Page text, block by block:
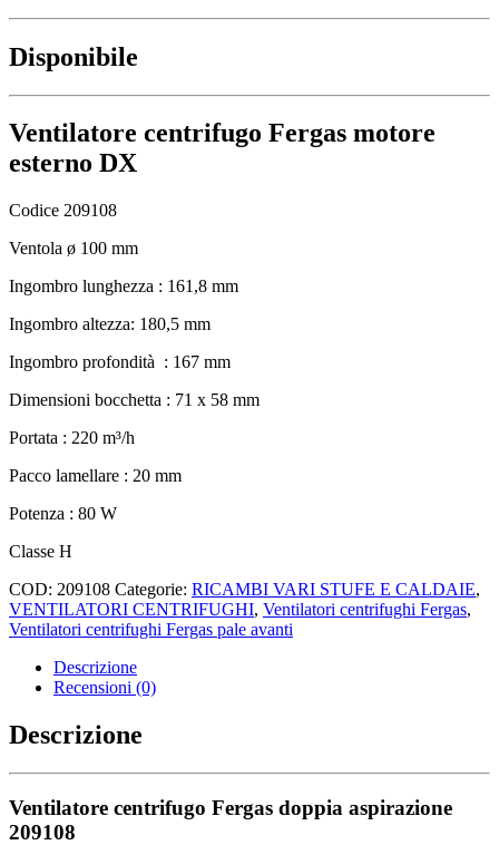
Disponibile
Ventilatore centrifugo Fergas motore
esterno DX
Codice 209108
Ventola ø 100 mm
Ingombro lunghezza : 161,8 mm
Ingombro altezza: 180,5 mm
Ingombro profondità : 167 mm
Dimensioni bocchetta : 71 x 58 mm
Portata : 220 m³/h
Pacco lamellare : 20 mm
Potenza : 80 W
Classe H
COD: 209108 Categorie: RICAMBI VARI STUFE E CALDAIE,
VENTILATORI CENTRIFUGHI, Ventilatori centrifughi Fergas,
Ventilatori centrifughi Fergas pale avanti
Descrizione
Recensioni (0)
Descrizione
Ventilatore centrifugo Fergas doppia aspirazione
209108